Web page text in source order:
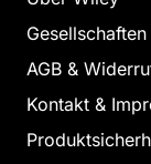
AGB &
Kontakt &